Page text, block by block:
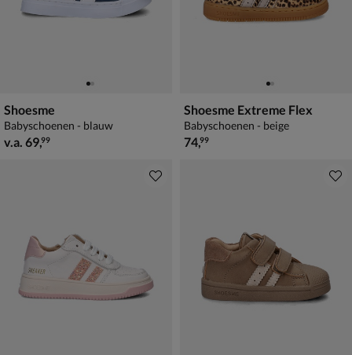
Shoesme
Babyschoenen - blauw
vanaf € 69,99
v.a. 69,99
Shoesme Extreme Flex
Babyschoenen - beige
€ 74,99
74,99